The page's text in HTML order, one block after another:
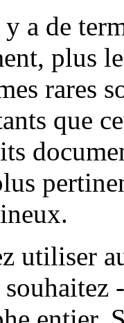
a de
plus
rares
que
utiliser